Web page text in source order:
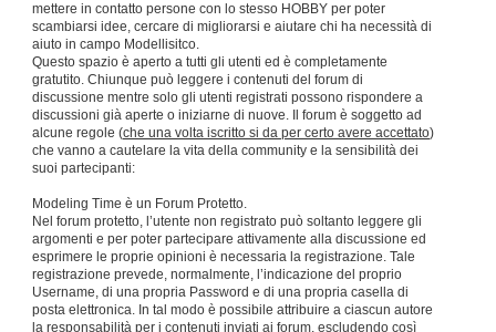
mettere in contatto persone con lo stesso HOBBY per poter
scambiarsi idee, cercare di migliorarsi e aiutare chi ha necessità di
aiuto in campo Modellisitco.
Questo spazio è aperto a tutti gli utenti ed è completamente
gratutito. Chiunque può leggere i contenuti del forum di
discussione mentre solo gli utenti registrati possono rispondere a
discussioni già aperte o iniziarne di nuove. Il forum è soggetto ad
alcune regole (che una volta iscritto si da per certo avere accettato)
che vanno a cautelare la vita della community e la sensibilità dei
suoi partecipanti:
Modeling Time è un Forum Protetto.
Nel forum protetto, l’utente non registrato può soltanto leggere gli
argomenti e per poter partecipare attivamente alla discussione ed
esprimere le proprie opinioni è necessaria la registrazione. Tale
registrazione prevede, normalmente, l’indicazione del proprio
Username, di una propria Password e di una propria casella di
posta elettronica. In tal modo è possibile attribuire a ciascun autore
la responsabilità per i contenuti inviati ai forum, escludendo così